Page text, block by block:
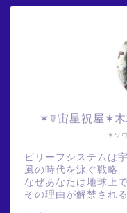
✶ソ
✶☤宙星祝屋✶
ビリーフシステムは
風の時代を泳ぐ戦略
なぜあなたは地球上
その理由が解禁される